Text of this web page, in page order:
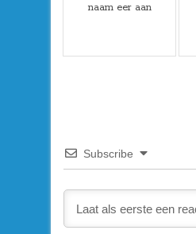
naam eer aan
Subscribe